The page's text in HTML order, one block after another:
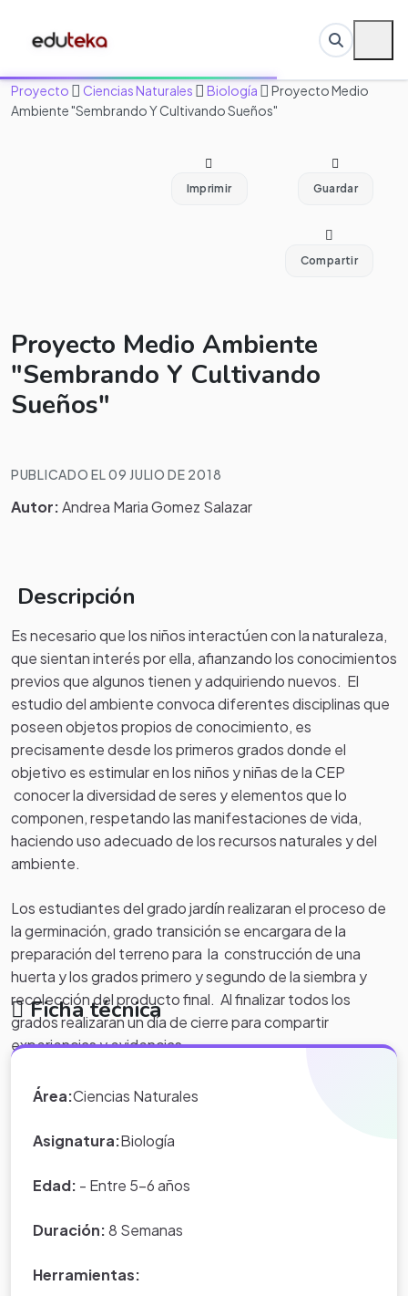
Proyecto Ciencias Naturales Biología
Proyecto Medio
Ambiente "Sembrando Y Cultivando Sueños"
Imprimir Guardar
Compartir
Proyecto Medio Ambiente
"Sembrando Y Cultivando
Sueños"
PUBLICADO EL 09 JULIO DE 2018
Autor:Andrea Maria Gomez Salazar
Descripción
Es necesario que los niños interactúen con la naturaleza,
que sientan interés por ella, afianzando los conocimientos
previos que algunos tienen y adquiriendo nuevos. El
estudio del ambiente convoca diferentes disciplinas que
poseen objetos propios de conocimiento, es
precisamente desde los primeros grados donde el
objetivo es estimular en los niños y niñas de la CEP
conocer la diversidad de seres y elementos que lo
componen, respetando las manifestaciones de vida,
haciendo uso adecuado de los recursos naturales y del
ambiente.
Los estudiantes del grado jardín realizaran el proceso de
la germinación, grado transición se encargara de la
preparación del terreno para la construcción de una
huerta y los grados primero y segundo de la siembra y
recolección del producto final. Al finalizar todos los
grados realizaran un día de cierre para compartir
experiencias y evidencias.
En cuanto al proyecto de MEDIO AMBIENTE de la
contacto con la naturaleza, observando, explorando,
ambiente se transforme en el objeto de conocimiento, a
por el trabajo del otro.
Ficha técnica
Área:Ciencias Naturales
Asignatura:Biología
Edad: - Entre 5-6 años
Duración:8 Semanas
Herramientas: